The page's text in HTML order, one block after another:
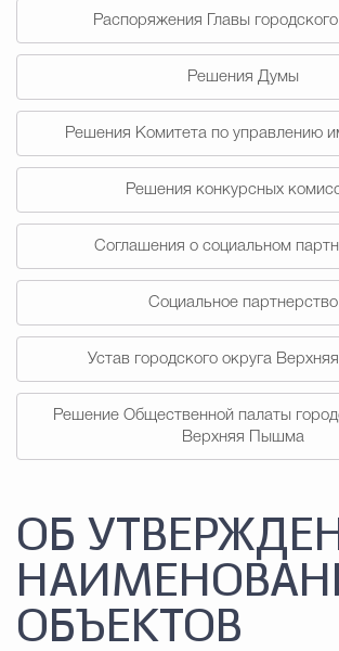
Государственные
Распоряжения Главы
Решения Думы
Решения Комитета по управлению
Решения конкурсных
Соглашения о социальном
Социальное партнерство
Устав городского округа
Решение Общественной палаты
Верхняя Пышма
ОБ
ОБЪЕКТОВ